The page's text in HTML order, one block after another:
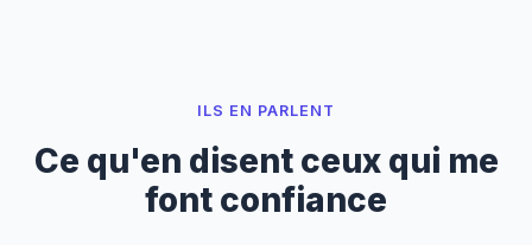
ILS EN PARLENT
Ce qu'en disent ceux qui me
font confiance